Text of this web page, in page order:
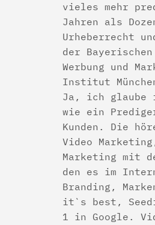
vieles mehr
Jahren als
Urheberrecht
der
Werbung und
Institut
Ja, ich glaube
wie ein
Kunden. Die
Video
Marketing mit
den es im
Branding,
it`s best,
1 in Google.